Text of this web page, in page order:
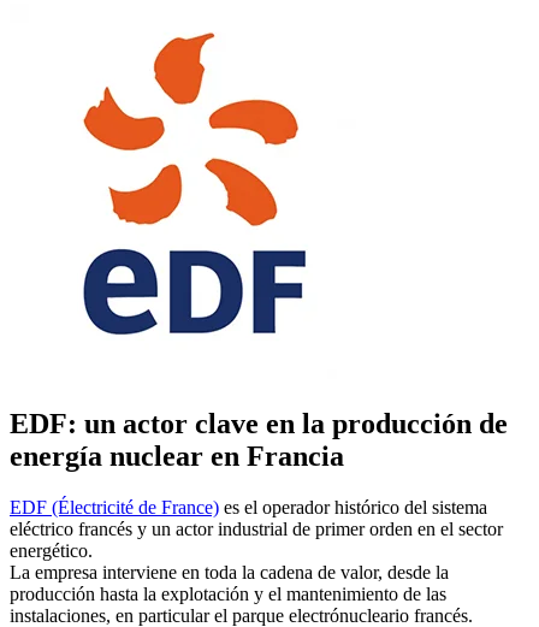
EDF: un actor clave en la producción de
energía nuclear en Francia
EDF (Électricité de France) es el operador histórico del sistema
eléctrico francés y un actor industrial de primer orden en el sector
energético.
La empresa interviene en toda la cadena de valor, desde la
producción hasta la explotación y el mantenimiento de las
instalaciones, en particular el parque electrónucleario francés.